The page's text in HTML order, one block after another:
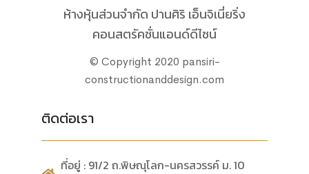
ห้างหุ้นส่วนจำกัด ปานศิริ เอ็นจิเนี่ยริ่ง
คอนสตรัคชั่นแอนด์ดีไซน์
© Copyright 2020 pansiri-
constructionanddesign.com
ติดต่อเรา
ที่อยู่ : 91/2 ถ.พิษณุโลก-นครสวรรค์ ม. 10